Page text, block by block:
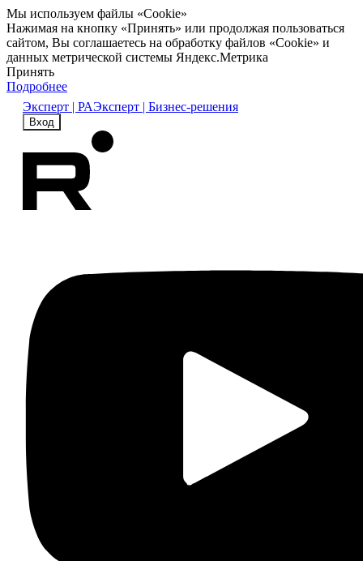
Мы используем файлы «Cookie»
Нажимая на кнопку «Принять» или продолжая пользоваться
сайтом, Вы соглашаетесь на обработку файлов «Cookie» и
данных метрической системы Яндекс.Метрика
Принять
Подробнее
Эксперт | РАЭксперт | Бизнес-решения
Вход